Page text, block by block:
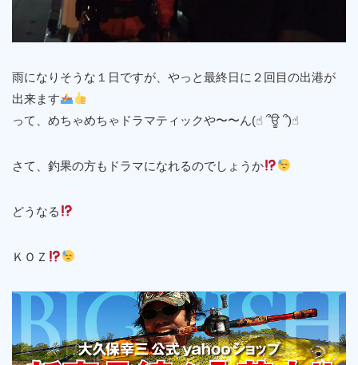
雨になりそうな１日ですが、やっと最終日に２回目の出港が
出来ます
って、めちゃめちゃドラマティックや〜〜ん(☝︎ ՞ਊ ՞)☝︎
さて、釣果の方もドラマになれるのでしょうか
どうなる
ＫＯＺ